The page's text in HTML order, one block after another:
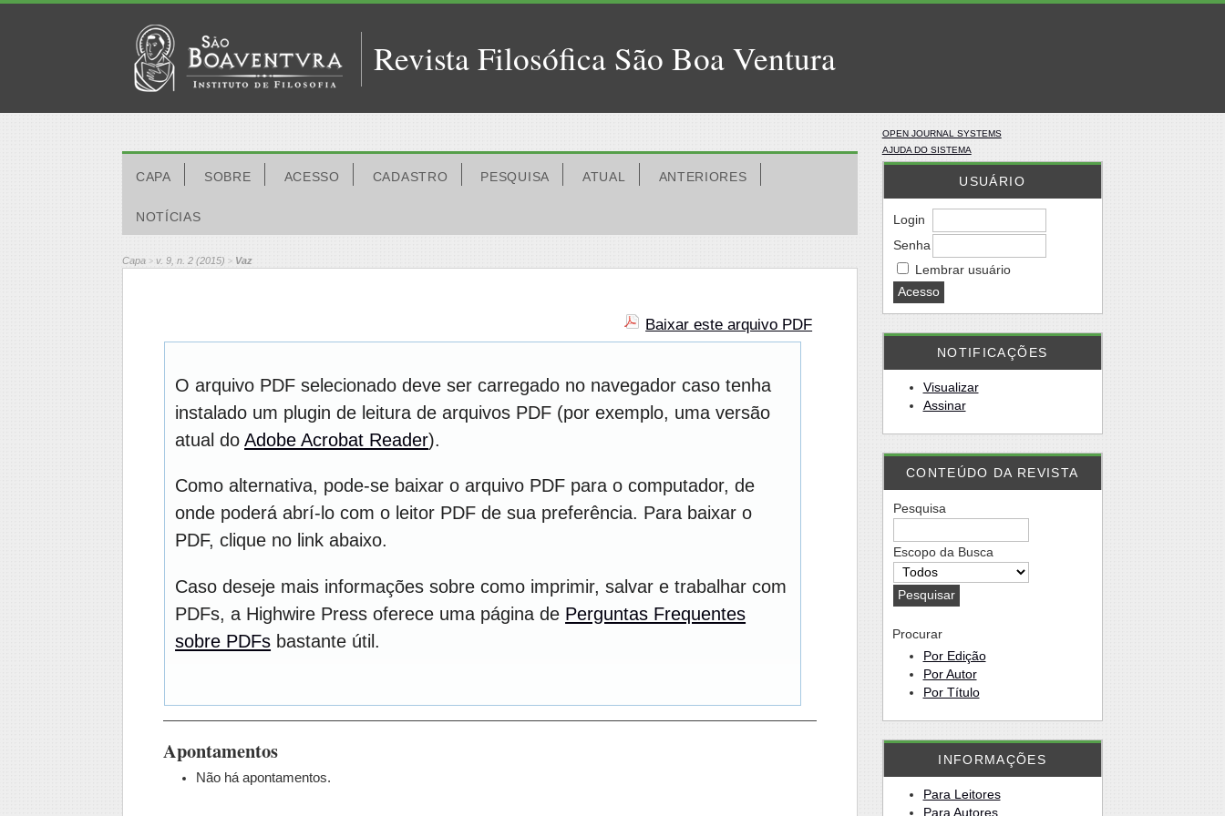
Revista Filosófica São Boa Ventura
OPEN JOURNAL SYSTEMS
AJUDA DO SISTEMA
USUÁRIO
Login
Senha
Lembrar usuário
NOTIFICAÇÕES
Visualizar
Assinar
CONTEÚDO DA REVISTA
Pesquisa
Escopo da Busca
Procurar
Por Edição
Por Autor
Por Título
INFORMAÇÕES
Para Leitores
Para Autores
CAPA SOBRE ACESSO CADASTRO PESQUISA ATUAL ANTERIORES
NOTÍCIAS
Capa >v. 9, n. 2 (2015) > Vaz
Baixar este arquivo PDF
O arquivo PDF selecionado deve ser carregado no navegador caso tenha
instalado um plugin de leitura de arquivos PDF (por exemplo, uma versão
atual doAdobe Acrobat Reader).
Como alternativa, pode-se baixar o arquivo PDF para o computador, de
onde poderá abrí-lo com o leitor PDF de sua preferência. Para baixar o
PDF, clique no link abaixo.
Caso deseje mais informações sobre como imprimir, salvar e trabalhar com
PDFs, a Highwire Press oferece uma página de Perguntas Frequentes
sobre PDFs bastante útil.
Apontamentos
Não há apontamentos.